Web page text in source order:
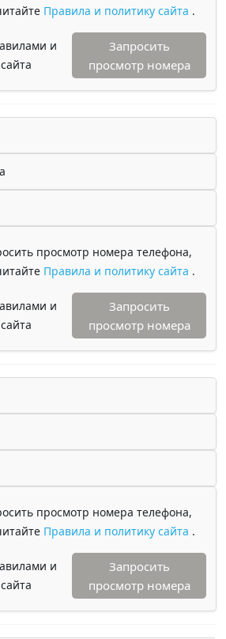
Правила и политику сайта .
и
Запросить
просмотр номера
просмотр номера телефона,
Правила и политику сайта .
и
Запросить
просмотр номера
просмотр номера телефона,
Правила и политику сайта .
и
Запросить
просмотр номера